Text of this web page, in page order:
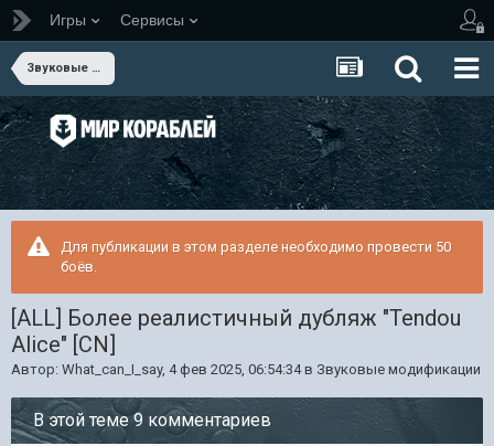
Игры Сервисы
Звуковые модификации
Для публикации в этом разделе необходимо провести 50
боёв.
[ALL] Более реалистичный дубляж "Tendou
Alice" [CN]
Автор: What_can_I_say, 4 фев 2025, 06:54:34в Звуковые модификации
В этой теме 9 комментариев